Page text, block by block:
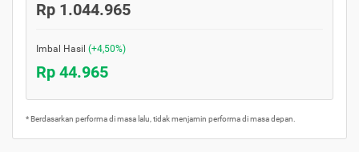
Rp 1.044.965
Imbal Hasil (+4,50%)
Rp 44.965
* Berdasarkan performa di masa lalu, tidak menjamin performa di masa depan.